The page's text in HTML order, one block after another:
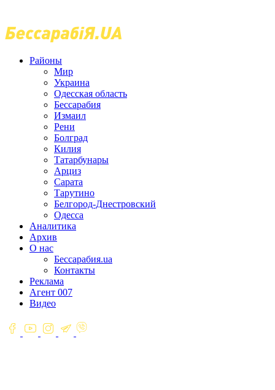
Районы
Мир
Украина
Одесская область
Бессарабия
Измаил
Рени
Болград
Килия
Татарбунары
Арциз
Сарата
Тарутино
Белгород-Днестровский
Одесса
Аналитика
Архив
О нас
Бессарабия.ua
Контакты
Реклама
Агент 007
Видео